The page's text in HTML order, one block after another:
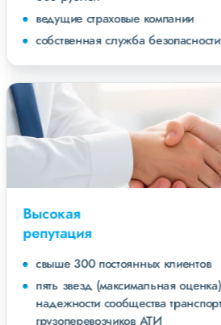
ведущие страховые компании
собственная служба безопасности
Высокая
репутация
свыше 300 постоянных клиентов
пять звезд (максимальная
надежности сообщества
грузоперевозчиков АТИ